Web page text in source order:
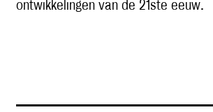
ontwikkelingen van de 21ste eeuw.